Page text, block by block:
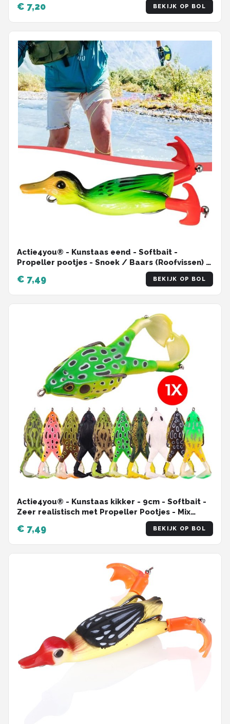
€ 7,20 BEKIJK OP BOL
Actie4you® - Kunstaas eend - Softbait -
Propeller pootjes - Snoek / Baars (Roofvissen) -
€ 7,49 BEKIJK OP BOL
Actie4you® - Kunstaas kikker - 9cm - Softbait -
Zeer realistisch met Propeller Pootjes - Mix
€ 7,49 BEKIJK OP BOL